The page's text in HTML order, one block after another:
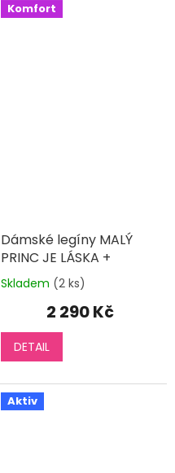
Komfort
Dámské legíny MALÝ
PRINC JE LÁSKA +
Průměrné
produktu
je
5,0
z
hvězdiček.
Skladem (2 ks)
2 290 Kč
DETAIL
Aktiv